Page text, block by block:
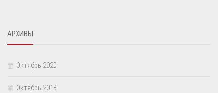
АРХИВЫ
Октябрь 2020
Октябрь 2018